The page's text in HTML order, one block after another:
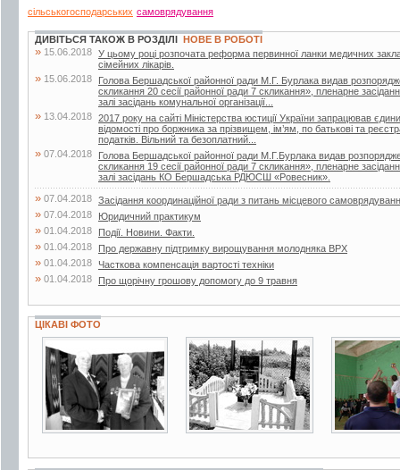
сільськогосподарських самоврядування
ДИВІТЬСЯ ТАКОЖ В РОЗДІЛІ НОВЕ В РОБОТІ
» 15.06.2018 У цьому році розпочата реформа первинної ланки медичних
сімейних лікарів.
» 15.06.2018
Голова Бершадської районної ради М.Г. Бурлака видав
скликання 20 сесії районної ради 7 скликання», пленарне
залі засідань комунальної організації...
» 13.04.2018 2017 року на сайті Міністерства юстиції України запрацював
відомості про боржника за прізвищем, ім’ям, по батькові та
податків. Вільний та безоплатний...
» 07.04.2018
Голова Бершадської районної ради М.Г.Бурлака видав
скликання 19 сесії районної ради 7 скликання», пленарне
залі засідань КО Бершадська РДЮСШ «Ровесник».
» 07.04.2018 Засідання координаційної ради з питань місцевого
» 07.04.2018 Юридичний практикум
» 01.04.2018 Події. Новини. Факти.
» 01.04.2018 Про державну підтримку вирощування молодняка ВРХ
» 01.04.2018 Часткова компенсація вартості техніки
» 01.04.2018 Про щорічну грошову допомогу до 9 травня
ЦІКАВІ ФОТО
3 фото 5 фото